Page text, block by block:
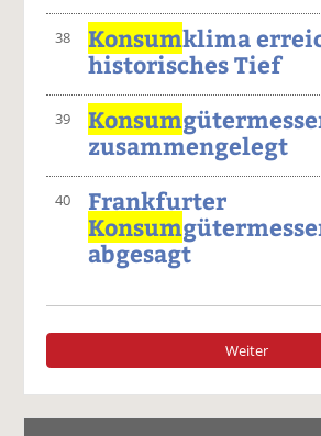
38 Konsumklima
historisches Tief
39 Konsum
zusammengelegt
40
Frankfurter
Konsum
abgesagt
Weiter